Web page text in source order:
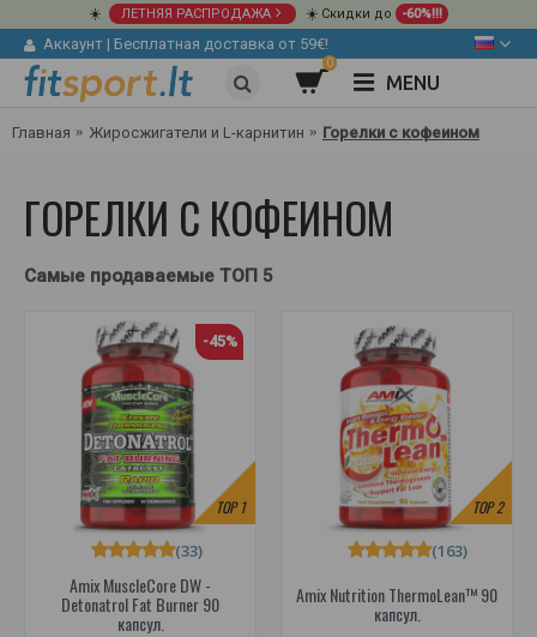
☀️ ЛЕТНЯЯ РАСПРОДАЖА ☀️ Скидки до -60%!!!
Аккаунт | Бесплатная доставка от 59€!
0
MENU
Главная Жиросжигатели и L-карнитин Горелки с кофеином
ГОРЕЛКИ С КОФЕИНОМ
Самые продаваемые ТОП 5
TOP1
-45%
Amix MuscleCore DW -
Detonatrol Fat Burner 90
капсул.
(33)
TOP2
Amix Nutrition ThermoLean™ 90
капсул.
(163)